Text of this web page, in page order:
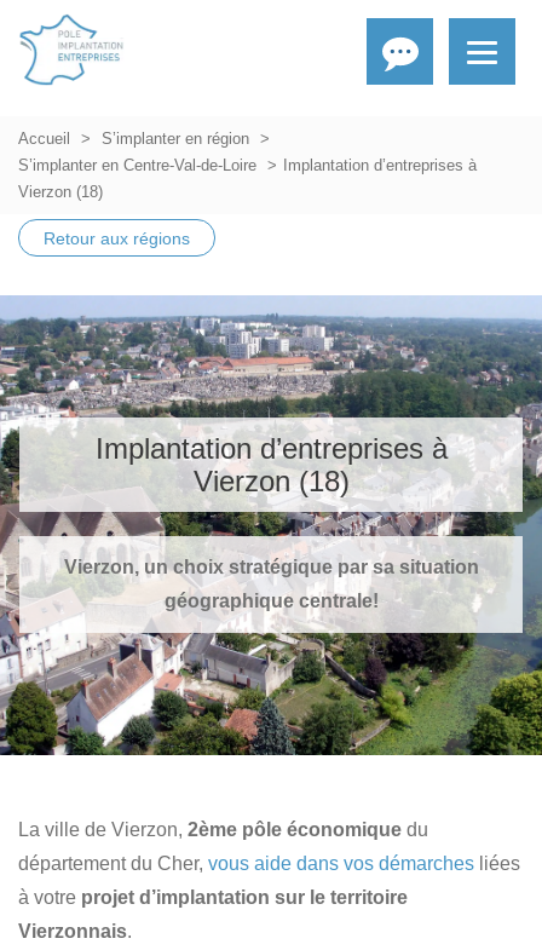
Accueil
S’implanter en région
S’implanter en Centre-Val-de-Loire
Implantation d’entreprises à
Vierzon (18)
Retour aux régions
Implantation d’entreprises à
Vierzon (18)
Vierzon, un choix stratégique par sa situation
géographique centrale!
La ville de Vierzon, 2ème pôle économique du
département du Cher, vous aide dans vos démarches liées
à votre projet d’implantation sur le territoire
Vierzonnais.